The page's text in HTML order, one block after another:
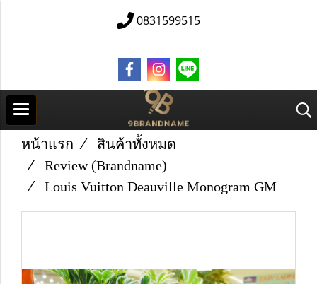
0831599515
หน้าแรก
สินค้าทั้งหมด
Review (Brandname)
Louis Vuitton Deauville Monogram GM